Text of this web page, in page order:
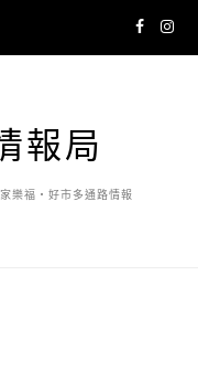
報局
樂福・好市多通路情報